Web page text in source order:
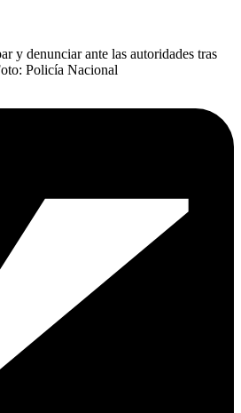
y denunciar ante las autoridades tras
Policía Nacional